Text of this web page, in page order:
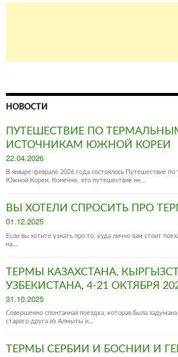
НОВОСТИ
ПУТЕШЕСТВИЕ ПО
ИСТОЧНИКАМ ЮЖНОЙ КОРЕИ
Posted
on
22.04.2026
В январе-феврале 2026 года состоялось Путешествие
Южной Кореи. Конечно, это путешествие не…
ВЫ ХОТЕЛИ СПРОСИТЬ ПРО
Posted
on
01.12.2025
Если вы хотите узнать про то, куда лично вам стоит
на…
ТЕРМЫ КАЗАХСТАНА,
УЗБЕКИСТАНА, 4-21 ОКТЯБРЯ
Posted
on
31.10.2025
Совершенно спонтанная поездка, которая была
старого друга из Алмыты и…
ТЕРМЫ СЕРБИИ И БОСНИИ И